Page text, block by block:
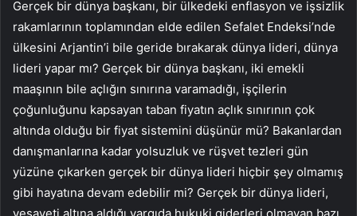
Gerçek bir dünya başkanı, bir ülkedeki enflasyon ve işsizlik
rakamlarının toplamından elde edilen Sefalet Endeksi’nde
ülkesini Arjantin’i bile geride bırakarak dünya lideri, dünya
lideri yapar mı? Gerçek bir dünya başkanı, iki emekli
maaşının bile açlığın sınırına varamadığı, işçilerin
çoğunluğunu kapsayan taban fiyatın açlık sınırının çok
altında olduğu bir fiyat sistemini düşünür mü? Bakanlardan
danışmanlarına kadar yolsuzluk ve rüşvet tezleri gün
yüzüne çıkarken gerçek bir dünya lideri hiçbir şey olmamış
gibi hayatına devam edebilir mi? Gerçek bir dünya lideri,
vesayeti altına aldığı yargıda hukuki giderleri olmayan bazı